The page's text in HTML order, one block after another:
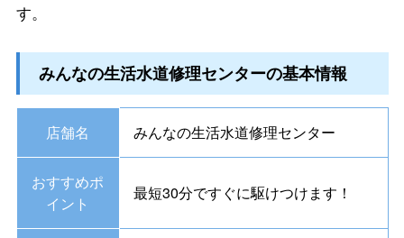
す。
みんなの生活水道修理センターの基本情報
店舗名 みんなの生活水道修理センター
おすすめポ
イント
最短30分ですぐに駆けつけます！